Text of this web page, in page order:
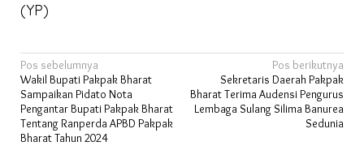
(YP)
Navigasi
pos
Pos sebelumnya
Wakil Bupati Pakpak Bharat
Sampaikan Pidato Nota
Pengantar Bupati Pakpak Bharat
Tentang Ranperda APBD Pakpak
Bharat Tahun 2024
Pos berikutnya
Sekretaris Daerah Pakpak
Bharat Terima Audensi Pengurus
Lembaga Sulang Silima Banurea
Sedunia